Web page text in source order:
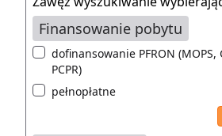
Finansowanie pobytu
dofinansowanie PFRON (MOPS,
PCPR)
pełnopłatne